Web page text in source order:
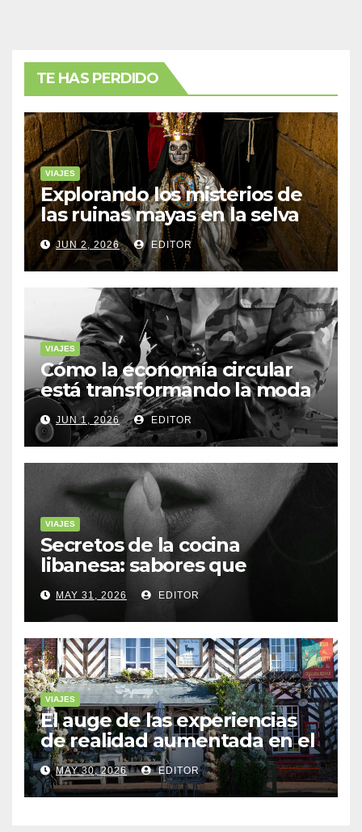
TE HAS PERDIDO
VIAJES
Explorando los misterios de
las ruinas mayas en la selva
de Yucatán
JUN 2, 2026 EDITOR
VIAJES
Cómo la economía circular
está transformando la moda
sostenible
JUN 1, 2026 EDITOR
VIAJES
Secretos de la cocina
libanesa: sabores que
cuentan historias
MAY 31, 2026 EDITOR
VIAJES
El auge de las experiencias
de realidad aumentada en el
turismo
MAY 30, 2026 EDITOR